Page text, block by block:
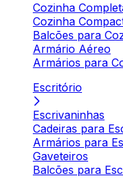
Cozinha
Cozinha
Balcões para
Armário Aéreo
Armários para
Escritório
Escrivaninhas
Cadeiras para
Armários para
Gaveteiros
Balcões para